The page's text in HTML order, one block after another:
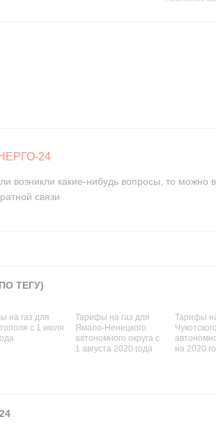
24
возникли какие-нибудь вопросы, то можно
связи
ТЕГУ)
на газ для
с 1 июля
Тарифы на газ для
Ямало-Ненецкого
автономного округа с
1 августа 2020 года
Тарифы
Чукотского
на 2020